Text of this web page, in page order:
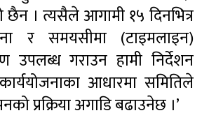
छैन । त्यसैले आगामी १५ दिनभित्र
र समयसीमा (टाइमलाइन)
उपलब्ध गराउन हामी निर्देशन
कार्ययोजनाका आधारमा समितिले
प्रक्रिया अगाडि बढाउनेछ ।’